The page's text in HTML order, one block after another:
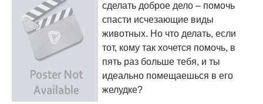
сделать доброе дело – помочь
спасти исчезающие виды
животных. Но что делать, если
тот, кому так хочется помочь, в
пять раз больше тебя, и ты
идеально помещаешься в его
желудке?